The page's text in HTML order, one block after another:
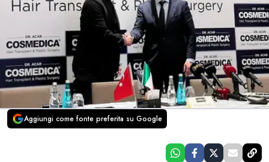
Aggiungi come fonte preferita su Google